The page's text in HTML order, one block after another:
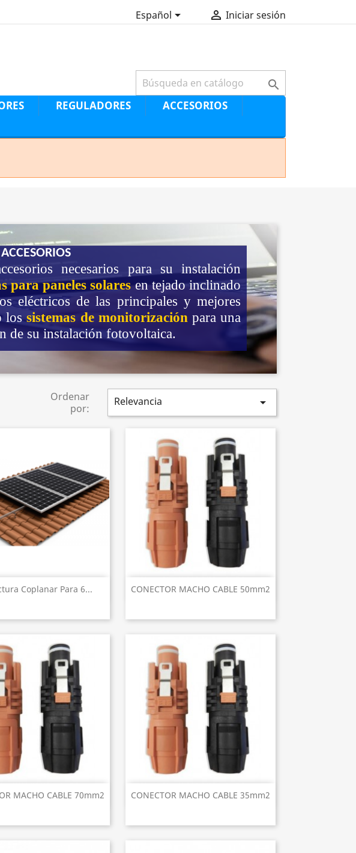
Español  Iniciar sesión

REGULADORES ACCESORIOS
ACCESORIOS
necesarios para su instalación
para paneles solaresen tejado inclinado
eléctricos de las principales y mejores
lossistemas de monitorizaciónpara una
de su instalación fotovoltaica.
Ordenar
por:
Relevancia 
Coplanar Para 6...
Vista rápida CONECTOR MACHO CABLE 50mm2
 Vista rápida
MACHO CABLE 70mm2
 Vista rápida CONECTOR MACHO CABLE 35mm2
 Vista rápida